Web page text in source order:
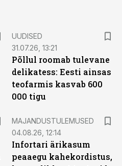
UUDISED
31.07.26, 13:21
Põllul roomab tulevane
delikatess: Eesti ainsas
teofarmis kasvab 600
000 tigu
MAJANDUSTULEMUSED
04.08.26, 12:14
Infortari ärikasum
peaaegu kahekordistus,